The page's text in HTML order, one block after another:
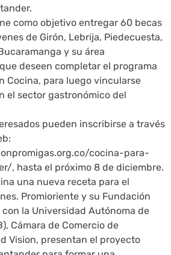
como objetivo entregar 60 becas
de Girón, Lebrija, Piedecuesta,
y su área
deseen completar el programa
Cocina, para luego vincularse
el sector gastronómico del
pueden inscribirse a través
cocina-para-
, hasta el próximo 8 de diciembre.
una nueva receta para el
Promioriente y su Fundación
con la Universidad Autónoma de
Cámara de Comercio de
Vision, presentan el proyecto